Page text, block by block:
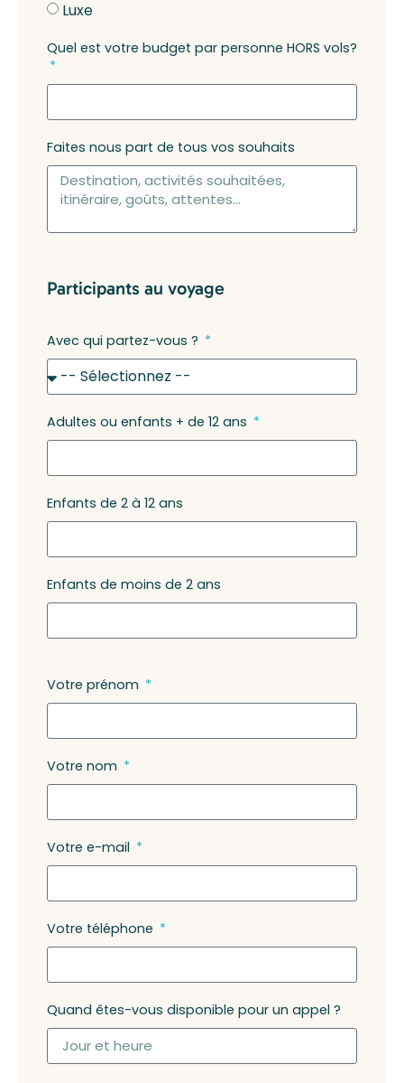
Luxe
Quel est votre budget par personne HORS vols?
Faites nous part de tous vos souhaits
Participants au voyage
Avec qui partez-vous ?
Adultes ou enfants + de 12 ans
Enfants de 2 à 12 ans
Enfants de moins de 2 ans
Votre prénom
Votre nom
Votre e-mail
Votre téléphone
Quand êtes-vous disponible pour un appel ?